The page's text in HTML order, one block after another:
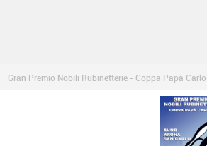
Gran Premio Nobili Rubinetterie - Coppa Papà